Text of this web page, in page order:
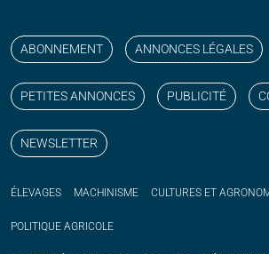
ABONNEMENT ANNONCES LÉGALES
PETITES ANNONCES PUBLICITÉ
NEWSLETTER
ÉLEVAGES MACHINISME CULTURES ET
POLITIQUE AGRICOLE